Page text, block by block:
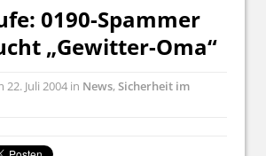
0190-Spammer
„Gewitter-Oma“
22. Juli 2004 in News,Sicherheit im